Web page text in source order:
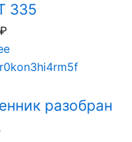
335
₽
разобран